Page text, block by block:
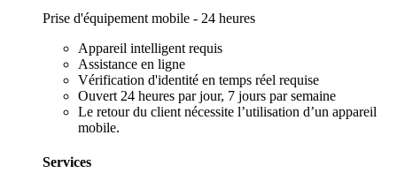
Prise d'équipement mobile - 24 heures
Appareil intelligent requis
Assistance en ligne
Vérification d'identité en temps réel requise
Ouvert 24 heures par jour, 7 jours par semaine
Le retour du client nécessite l’utilisation d’un appareil
mobile.
Services